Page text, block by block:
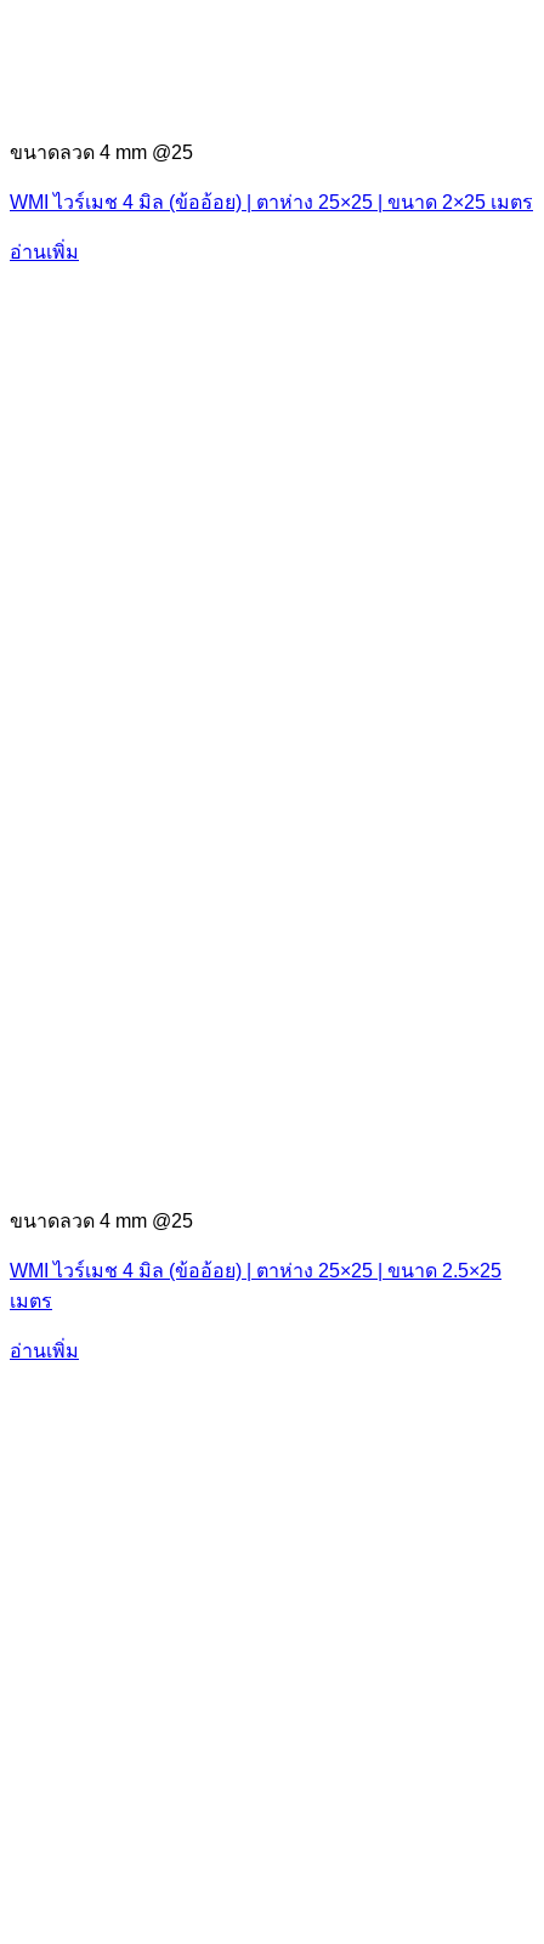
ขนาดลวด 4 mm @25
WMI ไวร์เมช 4 มิล (ข้ออ้อย) | ตาห่าง 25×25 | ขนาด 2×25 เมตร
อ่านเพิ่ม
ขนาดลวด 4 mm @25
WMI ไวร์เมช 4 มิล (ข้ออ้อย) | ตาห่าง 25×25 | ขนาด 2.5×25
เมตร
อ่านเพิ่ม